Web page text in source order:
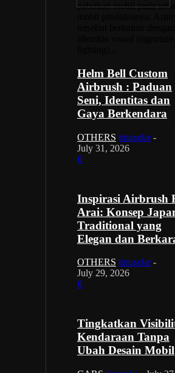
pabrikan mobil pada
Helm Bell Custom
Airbrush : Paduan
Seni, Identitas dan
Gaya Berkendara
OTHERS tinusoke -
July 31, 2026
0
Inspirasi Airbrush
Arai: Konsep
Traditional yang
Elegan dan
OTHERS tinusoke -
July 29, 2026
0
Tingkatkan
Kendaraan Tanpa
Ubah Desain Mobil